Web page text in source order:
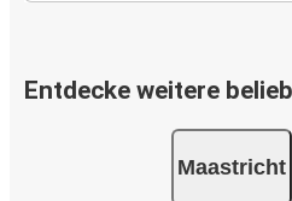
Entdecke weitere
Maastricht